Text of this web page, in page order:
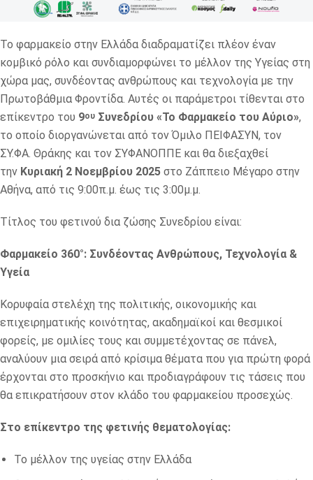
Το φαρμακείο στην Ελλάδα διαδραματίζει πλέον έναν
κομβικό ρόλο και συνδιαμορφώνει το μέλλον της Υγείας στη
χώρα μας, συνδέοντας ανθρώπους και τεχνολογία με την
Πρωτοβάθμια Φροντίδα. Αυτές οι παράμετροι τίθενται στο
επίκεντρο του 9ου Συνεδρίου «Το Φαρμακείο του Αύριο»,
το οποίο διοργανώνεται από τον Όμιλο ΠΕΙΦΑΣΥΝ, τον
ΣΥ.ΦΑ. Θράκης και τον ΣΥΦΑΝΟΠΠΕ και θα διεξαχθεί
την Κυριακή 2 Νοεμβρίου 2025 στο Ζάππειο Μέγαρο στην
Αθήνα, από τις 9:00π.μ. έως τις 3:00μ.μ.
Τίτλος του φετινού δια ζώσης Συνεδρίου είναι:
Φαρμακείο 360°: Συνδέοντας Ανθρώπους, Τεχνολογία &
Υγεία
Κορυφαία στελέχη της πολιτικής, οικονομικής και
επιχειρηματικής κοινότητας, ακαδημαϊκοί και θεσμικοί
φορείς, με ομιλίες τους και συμμετέχοντας σε πάνελ,
αναλύουν μια σειρά από κρίσιμα θέματα που για πρώτη φορά
έρχονται στο προσκήνιο και προδιαγράφουν τις τάσεις που
θα επικρατήσουν στον κλάδο του φαρμακείου προσεχώς.
Στο επίκεντρο της φετινής θεματολογίας:
Το μέλλον της υγείας στην Ελλάδα